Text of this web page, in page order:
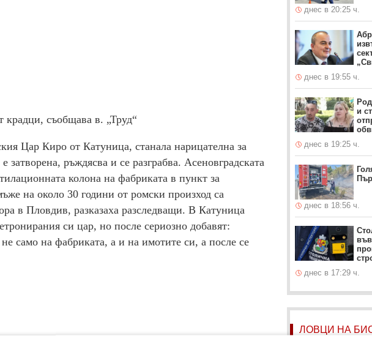
крадци, съобщава в. „Труд“
Цар Киро от Катуница, станала нарицателна за
затворена, ръждясва и се разграбва. Асеновградската
колона на фабриката в пункт за
на около 30 години от ромски произход са
в Пловдив, разказаха разследващи. В Катуница
си цар, но после сериозно добавят:
само на фабриката, а и на имотите си, а после се
днес в 20:25 ч.
днес в 19:55 ч.
и
днес в 19:25 ч.
днес в 18:56 ч.
днес в 17:29 ч.
ЛОВЦИ НА